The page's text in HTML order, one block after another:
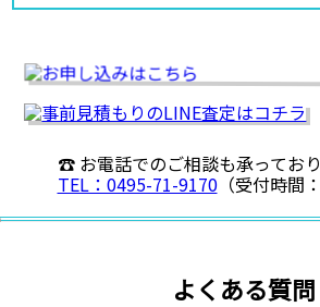
☎ お電話でのご相談も承ってお
TEL：0495-71-9170（受付時間
よくある質問